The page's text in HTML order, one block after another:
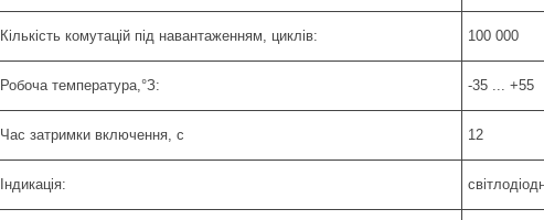
Кількість комутацій під навантаженням, циклів: 100 000
Робоча температура,°З: -35 ... +55
Час затримки включення, c 12
Індикація: